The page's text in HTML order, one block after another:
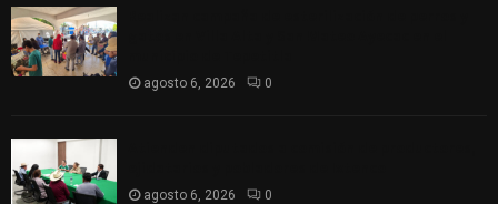
agosto 6, 2026 0
agosto 6, 2026 0